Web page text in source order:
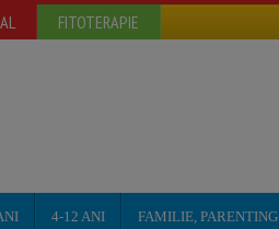
FITOTERAPIE
4-12 ANI FAMILIE, PARENTING